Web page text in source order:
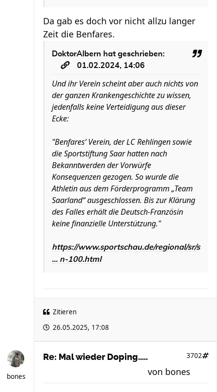
Da gab es doch vor nicht allzu langer
Zeit die Benfares.
DoktorAlbern hat geschrieben:
01.02.2024, 14:06
Und ihr Verein scheint aber auch nichts von
der ganzen Krankengeschichte zu wissen,
jedenfalls keine Verteidigung aus dieser
Ecke:
"Benfares‘ Verein, der LC Rehlingen sowie
die Sportstiftung Saar hatten nach
Bekanntwerden der Vorwürfe
Konsequenzen gezogen. So wurde die
Athletin aus dem Förderprogramm „Team
Saarland“ ausgeschlossen. Bis zur Klärung
des Falles erhält die Deutsch-Französin
keine finanzielle Unterstützung."
https://www.sportschau.de/regional/sr/s
... n-100.html
Zitieren
26.05.2025, 17:08
bones
Re: Mal wieder Doping..... 3702
von bones